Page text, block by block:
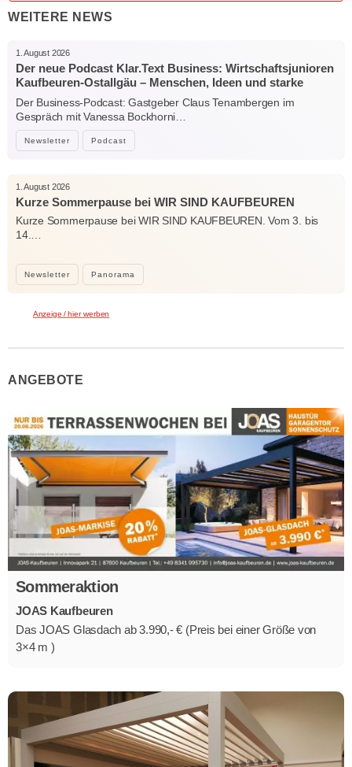
WEITERE NEWS
Newsletter Podcast
1. August 2026
Der neue Podcast Klar.Text Business: Wirtschaftsjunioren
Kaufbeuren-Ostallgäu – Menschen, Ideen und starke
Verbindungen
Der Business-Podcast: Gastgeber Claus Tenambergen im
Gespräch mit Vanessa Bockhorni…
Newsletter Panorama
1. August 2026
Kurze Sommerpause bei WIR SIND KAUFBEUREN
Kurze Sommerpause bei WIR SIND KAUFBEUREN. Vom 3. bis
14.…
Anzeige / hier werben
ANGEBOTE
Sommeraktion
JOAS Kaufbeuren
Das JOAS Glasdach ab 3.990,- € (Preis bei einer Größe von
3×4 m )